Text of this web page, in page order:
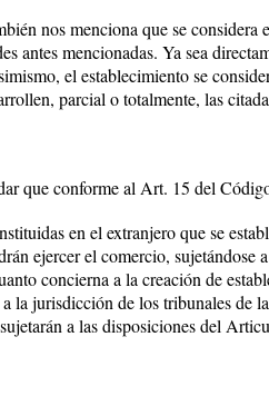
nos menciona que se considera
antes mencionadas. Ya sea
el establecimiento se
parcial o totalmente, las
que conforme al Art. 15 del
en el extranjero que se
ejercer el comercio, sujetándose
concierna a la creación de
la jurisdicción de los tribunales de
a las disposiciones del